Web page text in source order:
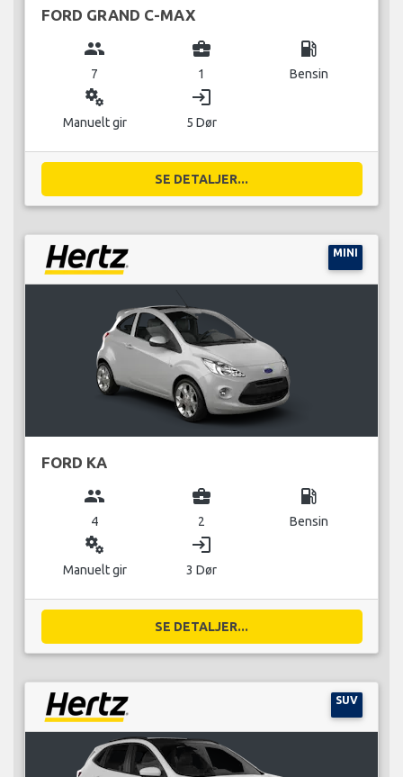
FORD GRAND C-MAX
group
7
business_center
1
local_gas_station
Bensin
miscellaneous_services
Manuelt gir
login
5 Dør
SE DETALJER...
MINI
FORD KA
group
4
business_center
2
local_gas_station
Bensin
miscellaneous_services
Manuelt gir
login
3 Dør
SE DETALJER...
SUV